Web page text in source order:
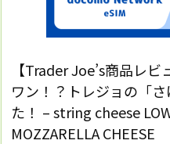
【Trader Joe’s商品レ
ワン！？トレジョの「
た！ – string cheese
MOZZARELLA CHEESE